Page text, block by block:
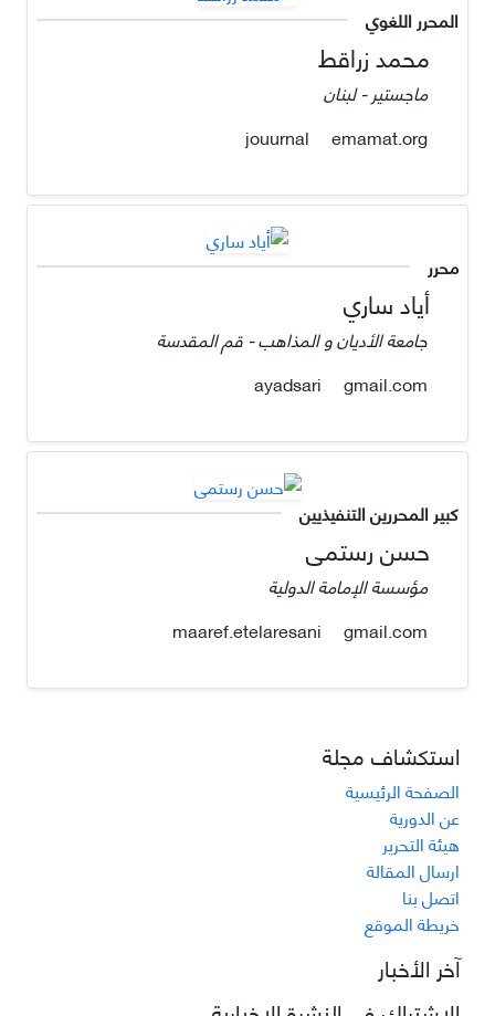
المحرر اللغوي
محمد زراقط
ماجستير - لبنان
emamat.org
محرر
أياد ساري
جامعة الأديان و المذاهب - قم المقدسة
gmail.com
كبير المحررين التنفيذيين
حسن رستمی
مؤسسة الإمامة الدولية
gmail.com
استكشاف مجلة
الصفحة الرئيسية
عن الدورية
هيئة التحرير
ارسال المقالة
اتصل بنا
خريطة الموقع
آخر الأخبار